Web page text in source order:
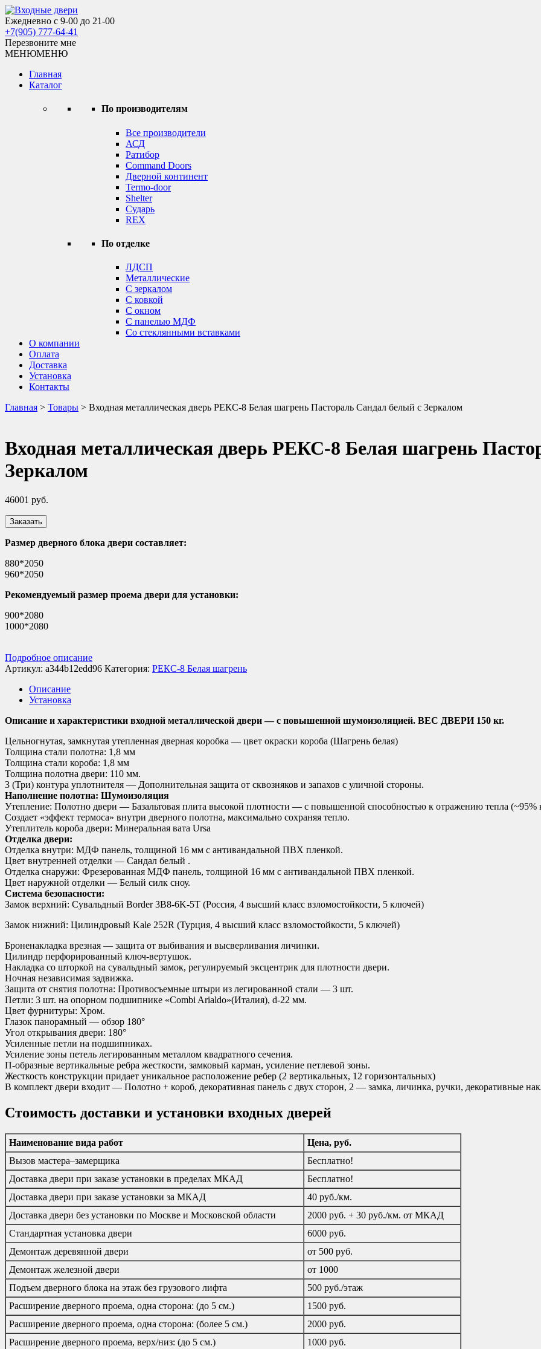
Skip
to
content
Входные двери
Ежедневно с 9-00 до 21-00
+7(905) 777-64-41
Перезвоните мне
МЕНЮМЕНЮ
Главная
Каталог
По производителям
Все производители
АСД
Ратибор
Command Doors
Дверной континент
Termo-door
Shelter
Сударь
REX
По отделке
ЛДСП
Металлические
С зеркалом
С ковкой
С окном
С панелью МДФ
Со стеклянными вставками
О компании
Оплата
Доставка
Установка
Контакты
Главная > Товары > Входная металлическая дверь РЕКС-8 Белая шагрень Пастораль Сандал белый с Зеркалом
Входная металлическая дверь РЕКС-8 Белая шагрень
Зеркалом
46001 руб.
Заказать
Размер дверного блока двери составляет:
880*2050
960*2050
Рекомендуемый размер проема двери для установки:
900*2080
1000*2080
Подробное описание
Артикул: a344b12edd96 Категория: РЕКС-8 Белая шагрень
Описание
Установка
Описание и характеристики входной металлической двери — с повышенной шумоизоляцией. ВЕС ДВЕРИ 150 кг.
Цельногнутая, замкнутая утепленная дверная коробка — цвет окраски короба (Шагрень белая)
Толщина стали полотна: 1,8 мм
Толщина стали короба: 1,8 мм
Толщина полотна двери: 110 мм.
3 (Три) контура уплотнителя — Дополнительная защита от сквозняков и запахов с уличной стороны.
Наполнение полотна: Шумоизоляция
Утепление: Полотно двери — Базальтовая плита высокой плотности — с повышенной способностью к отражению тепла (~95%
Создает «эффект термоса» внутри дверного полотна, максимально сохраняя тепло.
Утеплитель короба двери: Минеральная вата Ursa
Отделка двери:
Отделка внутри: МДФ панель, толщиной 16 мм с антивандальной ПВХ пленкой.
Цвет внутренней отделки — Сандал белый .
Отделка снаружи: Фрезерованная МДФ панель, толщиной 16 мм с антивандальной ПВХ пленкой.
Цвет наружной отделки — Белый силк сноу.
Система безопасности:
Замок верхний: Сувальдный Border 3B8-6K-5Т (Россия, 4 высший класс взломостойкости, 5 ключей)
Замок нижний: Цилиндровый Kale 252R (Турция, 4 высший класс взломостойкости, 5 ключей)
Броненакладка врезная — защита от выбивания и высверливания личинки.
Цилиндр перфорированный ключ-вертушок.
Накладка со шторкой на сувальдный замок, регулируемый эксцентрик для плотности двери.
Ночная независимая задвижка.
Защита от снятия полотна: Противосъемные штыри из легированной стали — 3 шт.
Петли: 3 шт. на опорном подшипнике «Combi Arialdo»(Италия), d-22 мм.
Цвет фурнитуры: Хром.
Глазок панорамный — обзор 180°
Угол открывания двери: 180°
Усиленные петли на подшипниках.
Усиление зоны петель легированным металлом квадратного сечения.
П-образные вертикальные ребра жесткости, замковый карман, усиление петлевой зоны.
Жесткость конструкции придает уникальное расположение ребер (2 вертикальных, 12 горизонтальных)
В комплект двери входит — Полотно + короб, декоративная панель с двух сторон, 2 — замка, личинка, ручки, декоративные
Стоимость доставки и установки входных дверей
Наименование вида работ
Цена, руб.
Вызов мастера–замерщика
Бесплатно!
Доставка двери при заказе установки в пределах МКАД
Бесплатно!
Доставка двери при заказе установки за МКАД
40 руб./км.
Доставка двери без установки по Москве и Московской области
2000 руб. + 30 руб./км. от МКАД
Стандартная установка двери
6000 руб.
Демонтаж деревянной двери
от 500 руб.
Демонтаж железной двери
от 1000
Подъем дверного блока на этаж без грузового лифта
500 руб./этаж
Расширение дверного проема, одна сторона: (до 5 см.)
1500 руб.
Расширение дверного проема, одна сторона: (более 5 см.)
2000 руб.
Расширение дверного проема, верх/низ: (до 5 см.)
1000 руб.